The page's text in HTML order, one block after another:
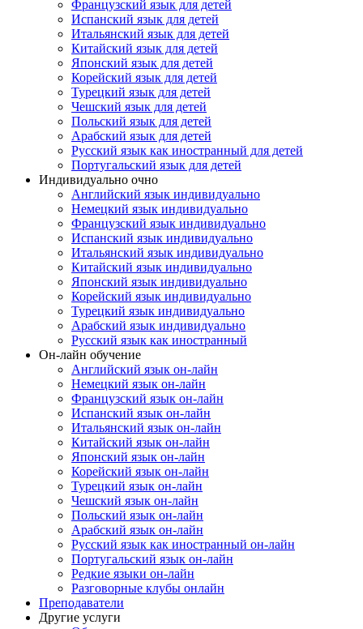
Французский язык для детей
Испанский язык для детей
Итальянский язык для детей
Китайский язык для детей
Японский язык для детей
Корейский язык для детей
Турецкий язык для детей
Чешский язык для детей
Польский язык для детей
Арабский язык для детей
Русский язык как иностранный для детей
Португальский язык для детей
Индивидуально очно
Английский язык индивидуально
Немецкий язык индивидуально
Французский язык индивидуально
Испанский язык индивидуально
Итальянский язык индивидуально
Китайский язык индивидуально
Японский язык индивидуально
Корейский язык индивидуально
Турецкий язык индивидуально
Арабский язык индивидуально
Русский язык как иностранный
Он-лайн обучение
Английский язык он-лайн
Немецкий язык он-лайн
Французский язык он-лайн
Испанский язык он-лайн
Итальянский язык он-лайн
Китайский язык он-лайн
Японский язык он-лайн
Корейский язык он-лайн
Турецкий язык он-лайн
Чешский язык он-лайн
Польский язык он-лайн
Арабский язык он-лайн
Русский язык как иностранный он-лайн
Португальский язык он-лайн
Редкие языки он-лайн
Разговорные клубы онлайн
Преподаватели
Другие услуги